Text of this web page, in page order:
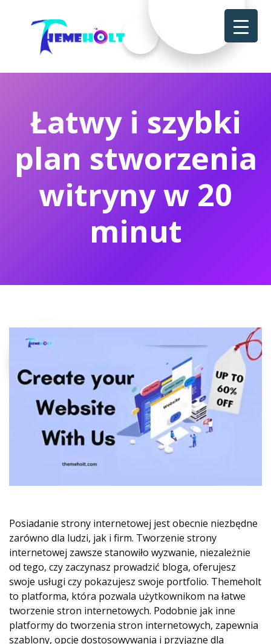
Łatwy i szybki
plan stworzenia
witryny w 20
minut
Posiadanie strony internetowej jest obecnie niezbędne
zarówno dla ludzi, jak i firm. Tworzenie strony
internetowej zawsze stanowiło wyzwanie, niezależnie
od tego, czy zaczynasz prowadzić bloga, oferujesz
swoje usługi czy pokazujesz swoje portfolio. Themeholt
to platforma, która pozwala użytkownikom na łatwe
tworzenie stron internetowych. Podobnie jak inne
platformy do tworzenia stron internetowych, zapewnia
szablony, opcje dostosowywania i przyjazne dla